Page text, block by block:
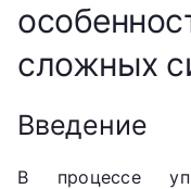
сложных
Введение
В процессе